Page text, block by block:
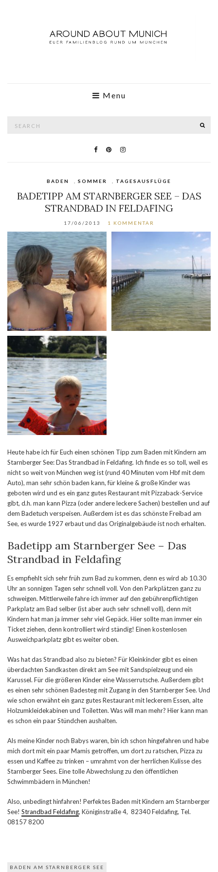
Menu
BADEN SOMMER TAGESAUSFLÜGE
BADETIPP AM STARNBERGER SEE – DAS
STRANDBAD IN FELDAFING
17/06/2013 1 KOMMENTAR
Heute habe ich für Euch einen schönen Tipp zum Baden mit Kindern am
Starnberger See: Das Strandbad in Feldafing. Ich finde es so toll, weil es
nicht so weit von München weg ist (rund 40 Minuten vom Hbf mit dem
Auto), man sehr schön baden kann, für kleine & große Kinder was
geboten wird und es ein ganz gutes Restaurant mit Pizzaback-Service
gibt, d.h. man kann Pizza (oder andere leckere Sachen) bestellen und auf
dem Badetuch verspeisen. Außerdem ist es das schönste Freibad am
See, es wurde 1927 erbaut und das Originalgebäude ist noch erhalten.
Badetipp am Starnberger See – Das
Strandbad in Feldafing
Es empfiehlt sich sehr früh zum Bad zu kommen, denn es wird ab 10.30
Uhr an sonnigen Tagen sehr schnell voll. Von den Parkplätzen ganz zu
schweigen. Mittlerweile fahre ich immer auf den gebührenpflichtigen
Parkplatz am Bad selber (ist aber auch sehr schnell voll), denn mit
Kindern hat man ja immer sehr viel Gepäck. Hier sollte man immer ein
Ticket ziehen, denn kontrolliert wird ständig! Einen kostenlosen
Ausweichparkplatz gibt es weiter oben.
Was hat das Strandbad also zu bieten? Für Kleinkinder gibt es einen
überdachten Sandkasten direkt am See mit Sandspielzeug und ein
Karussel. Für die größeren Kinder eine Wasserrutsche. Außerdem gibt
es einen sehr schönen Badesteg mit Zugang in den Starnberger See. Und
wie schon erwähnt ein ganz gutes Restaurant mit leckerem Essen, alte
Holzumkleidekabinen und Toiletten. Was will man mehr? Hier kann man
es schon ein paar Stündchen aushalten.
Als meine Kinder noch Babys waren, bin ich schon hingefahren und habe
mich dort mit ein paar Mamis getroffen, um dort zu ratschen, Pizza zu
essen und Kaffee zu trinken – umrahmt von der herrlichen Kulisse des
Starnberger Sees. Eine tolle Abwechslung zu den öffentlichen
Schwimmbädern in München!
Also, unbedingt hinfahren! Perfektes Baden mit Kindern am Starnberger
See! Strandbad Feldafing, Königinstraße 4, 82340 Feldafing, Tel.
08157 8200
BADEN AM STARNBERGER SEE